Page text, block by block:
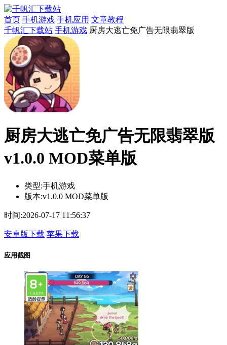
首页 手机游戏 手机应用 文章教程
千帆汇下载站 手机游戏 厨房大逃亡免广告无限翡翠版
厨房大逃亡免广告无限翡翠版
v1.0.0 MOD菜单版
类型:手机游戏
版本:v1.0.0 MOD菜单版
时间:2026-07-17 11:56:37
安卓版下载 苹果下载
应用截图